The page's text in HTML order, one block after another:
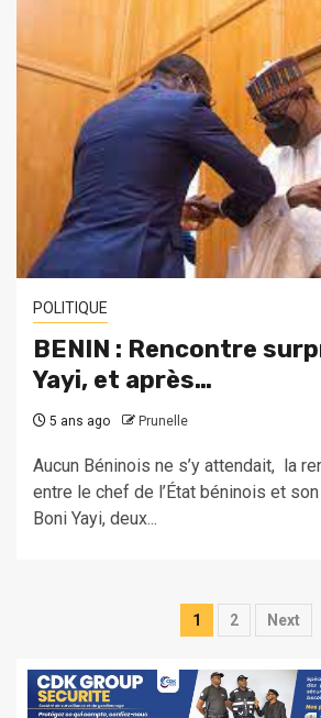
POLITIQUE
BENIN : Rencontre
Yayi, et après…
5 ans ago Prunelle
Aucun Béninois ne s’y attendait, la
entre le chef de l’État béninois et
Boni Yayi, deux...
1 2 Next